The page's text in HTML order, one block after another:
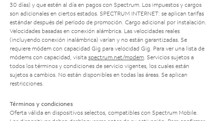
30 días) y que estén al día en pagos con Spectrum. Los impuestos y cargos
son adicionales en ciertos estados. SPECTRUM INTERNET: se aplican tarifas
estándar después del período de promoción. Cargo adicional por instalación.
Velocidades basadas en conexión alámbrica. Las velocidades reales
(incluyendo conexión inalámbrica) varían y no están garantizadas. Se
requiere módem con capacidad Gig para velocidad Gig. Para ver una lista de
módems con capacidad, visita spectrum.net/modem . Servicios sujetos a
todos los términos y condiciones de servicio vigentes, los cuales están
sujetos a cambios. No están disponibles en todas las áreas. Se aplican
restricciones.
Términos y condiciones
Oferta válida en dispositivos selectos, compatibles con Spectrum Mobile.